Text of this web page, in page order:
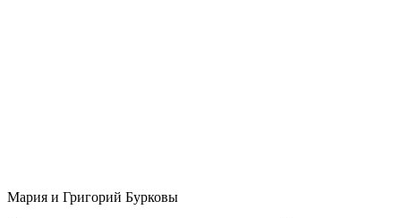
Мария и Григорий Бурковы